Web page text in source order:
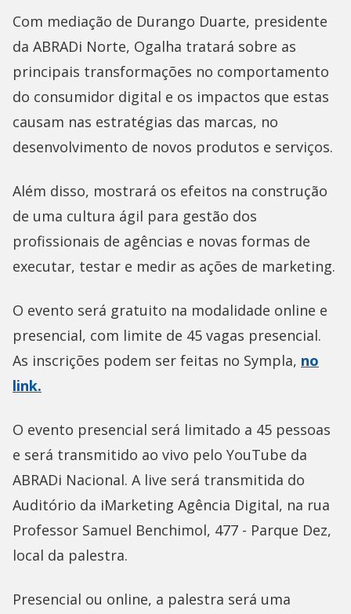
Com mediação de Durango Duarte, presidente
da ABRADi Norte, Ogalha tratará sobre as
principais transformações no comportamento
do consumidor digital e os impactos que estas
causam nas estratégias das marcas, no
desenvolvimento de novos produtos e serviços.
Além disso, mostrará os efeitos na construção
de uma cultura ágil para gestão dos
profissionais de agências e novas formas de
executar, testar e medir as ações de marketing.
O evento será gratuito na modalidade online e
presencial, com limite de 45 vagas presencial.
As inscrições podem ser feitas no Sympla, no
link.
O evento presencial será limitado a 45 pessoas
e será transmitido ao vivo pelo YouTube da
ABRADi Nacional. A live será transmitida do
Auditório da iMarketing Agência Digital, na rua
Professor Samuel Benchimol, 477 - Parque Dez,
local da palestra.
Presencial ou online, a palestra será uma